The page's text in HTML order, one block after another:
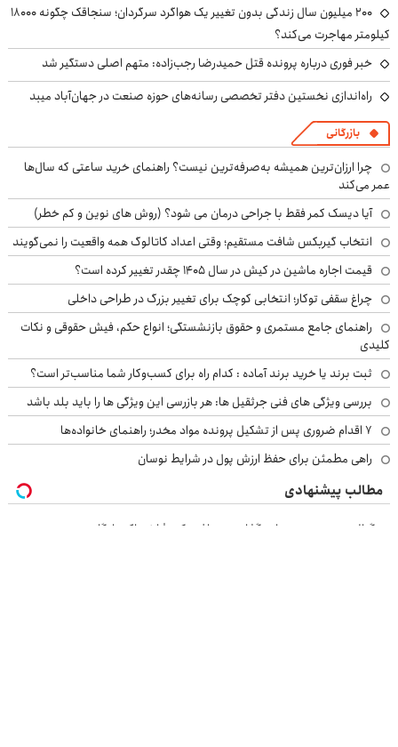
۲۰۰ میلیون سال زندگی بدون تغییر یک هواگرد سرگردان؛ سنجاقک‌ چگونه ۱۸۰۰۰
کیلومتر مهاجرت می‌کند؟
خبر فوری درباره پرونده قتل حمیدرضا رجب‌زاده: متهم اصلی دستگیر شد
راه‌اندازی نخستین دفتر تخصصی رسانه‌های حوزه صنعت در جهان‌آباد میبد
بازرگانی
چرا ارزان‌ترین همیشه به‌صرفه‌ترین نیست؟ راهنمای خرید ساعتی که سال‌ها
عمر می‌کند
آیا دیسک کمر فقط با جراحی درمان می شود؟ (روش های نوین و کم خطر)
انتخاب گیربکس شافت مستقیم؛ وقتی اعداد کاتالوگ همه واقعیت را نمی‌گویند
قیمت اجاره ماشین در کیش در سال ۱۴۰۵ چقدر تغییر کرده است؟
چراغ سقفی توکار؛ انتخابی کوچک برای تغییر بزرگ در طراحی داخلی
راهنمای جامع مستمری و حقوق بازنشستگی؛ انواع حکم، فیش حقوقی و نکات
کلیدی
ثبت برند یا خرید برند آماده : کدام راه برای کسب‌وکار شما مناسب‌تر است؟
بررسی ویژگی های فنی جرثقیل ها: هر بازرسی این ویژگی ها را باید بلد باشد
۷ اقدام ضروری پس از تشکیل پرونده مواد مخدر؛ راهنمای خانواده‌ها
راهی مطمئن برای حفظ ارزش پول در شرایط نوسان
مطالب پیشنهادی
سیگنال تخصصی سرمایه گذاری دریافت کن | اشتراک رایگان